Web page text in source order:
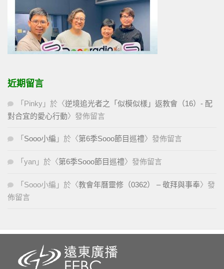
近期留言
「 Pinky 」於〈逆境追光者之「似模似樣」返教會（16）- 配
對合宜的愛心行動〉發佈留言
「 Sooo小編 」於〈第6季Sooo節目巡禮〉發佈留言
「 yan 」於〈第6季Sooo節目巡禮〉發佈留言
「 Sooo小編 」於〈教會年曆靈修（0362） – 敬拜與事奉〉發
佈留言